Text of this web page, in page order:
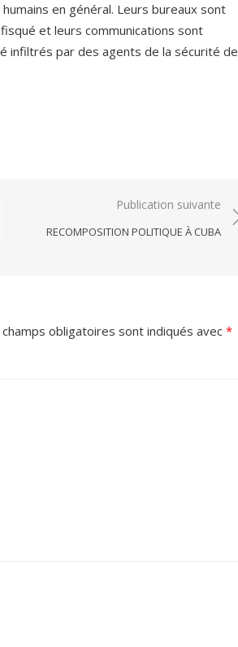
en général. Leurs bureaux sont
et leurs communications sont
infiltrés par des agents de la sécurité de
Publication suivante
RECOMPOSITION POLITIQUE À CUBA
champs obligatoires sont indiqués avec *